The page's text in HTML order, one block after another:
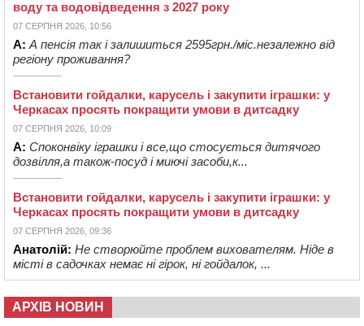
воду та водовідведення з 2027 року
07 СЕРПНЯ 2026, 10:56
А: А пенсія так і залишиться 2595грн./міс.незалежно від
регіону проживання?
Встановити гойдалки, карусель і закупити іграшки: у
Черкасах просять покращити умови в дитсадку
07 СЕРПНЯ 2026, 10:09
А: Споконвіку іграшки і все,що стосується дитячого
дозвілля,а також-посуд і миючі засоби,к...
Встановити гойдалки, карусель і закупити іграшки: у
Черкасах просять покращити умови в дитсадку
07 СЕРПНЯ 2026, 09:36
Анатолій: Не створюйте проблем вихователям. Ніде в
місті в садочках немає ні гірок, ні гойдалок, ...
АРХІВ НОВИН